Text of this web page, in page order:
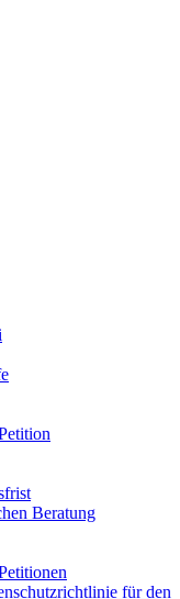
Beratung
für den